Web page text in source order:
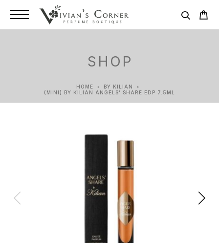
SHOP
HOME
BY KILIAN
(MINI) BY KILIAN ANGELS’ SHARE EDP 7.5ML